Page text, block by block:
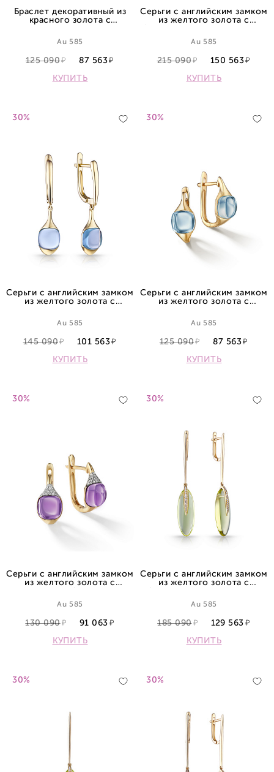
Браслет декоративный из
красного золота с
Au 585
125 090
87 563
КУПИТЬ
Серьги с английским замком
из желтого золота с
Au 585
215 090
150 563
КУПИТЬ
30%
Серьги с английским замком
из желтого золота с
Au 585
145 090
101 563
КУПИТЬ
30%
Серьги с английским замком
из желтого золота с
Au 585
125 090
87 563
КУПИТЬ
30%
Серьги с английским замком
из желтого золота с
Au 585
130 090
91 063
КУПИТЬ
30%
Серьги с английским замком
из желтого золота с
Au 585
185 090
129 563
КУПИТЬ
30% 30%